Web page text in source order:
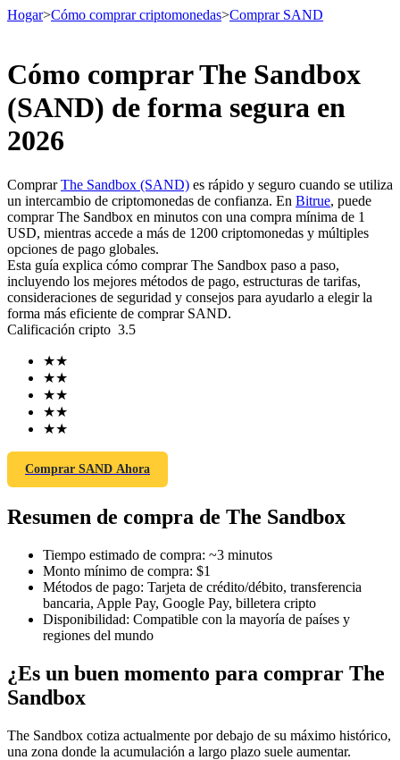
Futuros
Futuros del USDT
Futuros que utilizan USDT como garantía
Futuros de criptomonedas
TradFi
Derivados de acciones, divisas, metales preciosos y materias
primas
Hogar>Cómo comprar criptomonedas>Comprar SAND
Cómo comprar The Sandbox
(SAND) de forma segura en
2026
ComprarThe Sandbox (SAND) es rápido y seguro cuando se utiliza
un intercambio de criptomonedas de confianza. En Bitrue, puede
comprar The Sandbox en minutos con una compra mínima de 1
USD, mientras accede a más de 1200 criptomonedas y múltiples
opciones de pago globales.
Esta guía explica cómo comprar The Sandbox paso a paso,
incluyendo los mejores métodos de pago, estructuras de tarifas,
consideraciones de seguridad y consejos para ayudarlo a elegir la
forma más eficiente de comprar SAND.
Calificación cripto 3.5
★★
★★
★★
★★
★★
Comprar SAND Ahora
Resumen de compra de The Sandbox
Tiempo estimado de compra: ~3 minutos
Monto mínimo de compra: $1
Métodos de pago: Tarjeta de crédito/débito, transferencia
bancaria, Apple Pay, Google Pay, billetera cripto
Disponibilidad: Compatible con la mayoría de países y
regiones del mundo
¿Es un buen momento para comprar The
Sandbox
The Sandbox cotiza actualmente por debajo de su máximo histórico,
una zona donde la acumulación a largo plazo suele aumentar.